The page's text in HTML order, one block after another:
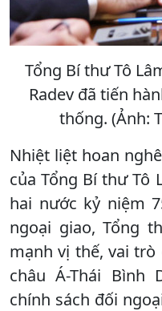
Tổng Bí thư Tô
Radev đã tiến
thống. (Ảnh:
Nhiệt liệt hoan
của Tổng Bí thư Tô
hai nước kỷ niệm
ngoại giao, Tổng
mạnh vị thế, vai
châu Á-Thái Bình
chính sách đối